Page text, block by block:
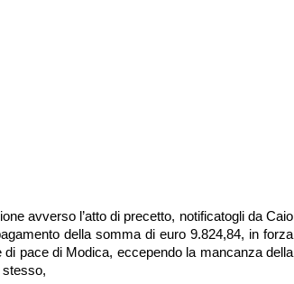
avverso l’atto di precetto, notificatogli da Caio
della somma di euro 9.824,84, in forza
pace di Modica, eccependo la mancanza della
stesso,